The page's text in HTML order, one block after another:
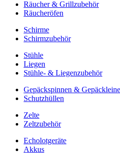
Räucher & Grillzubehör
Räucheröfen
Schirme
Schirmzubehör
Stühle
Liegen
Stühle- & Liegenzubehör
Gepäckspinnen &
Schutzhüllen
Zelte
Zeltzubehör
Echolotgeräte
Akkus